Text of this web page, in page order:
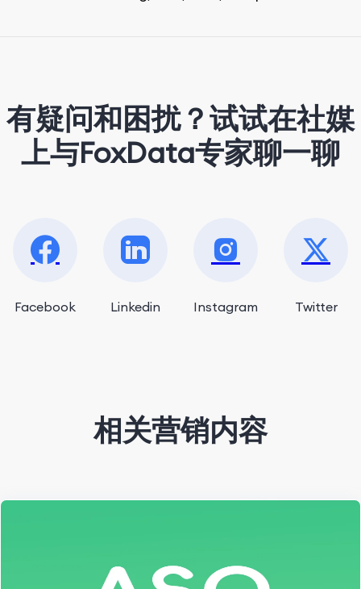
有疑问和困扰？试试在社媒
上与FoxData专家聊一聊
Facebook Linkedin Instagram Twitter
相关营销内容